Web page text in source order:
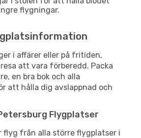
flygningar.
i affärer eller på fritiden,
att vara förberedd. Packa
en bra bok och alla
att hålla dig avslappnad och
Flygplatser
flyg från alla större flygplatser i